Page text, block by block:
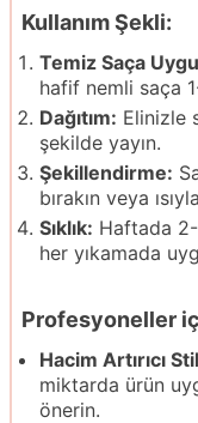
Kullanım Şekli:
Temiz Saça
hafif nemli saça
Dağıtım: Elinizle
şekilde yayın.
Şekillendirme:
bırakın veya
Sıklık: Haftada
her yıkamada
Profesyoneller
Hacim Artırıcı
miktarda ürün
önerin.